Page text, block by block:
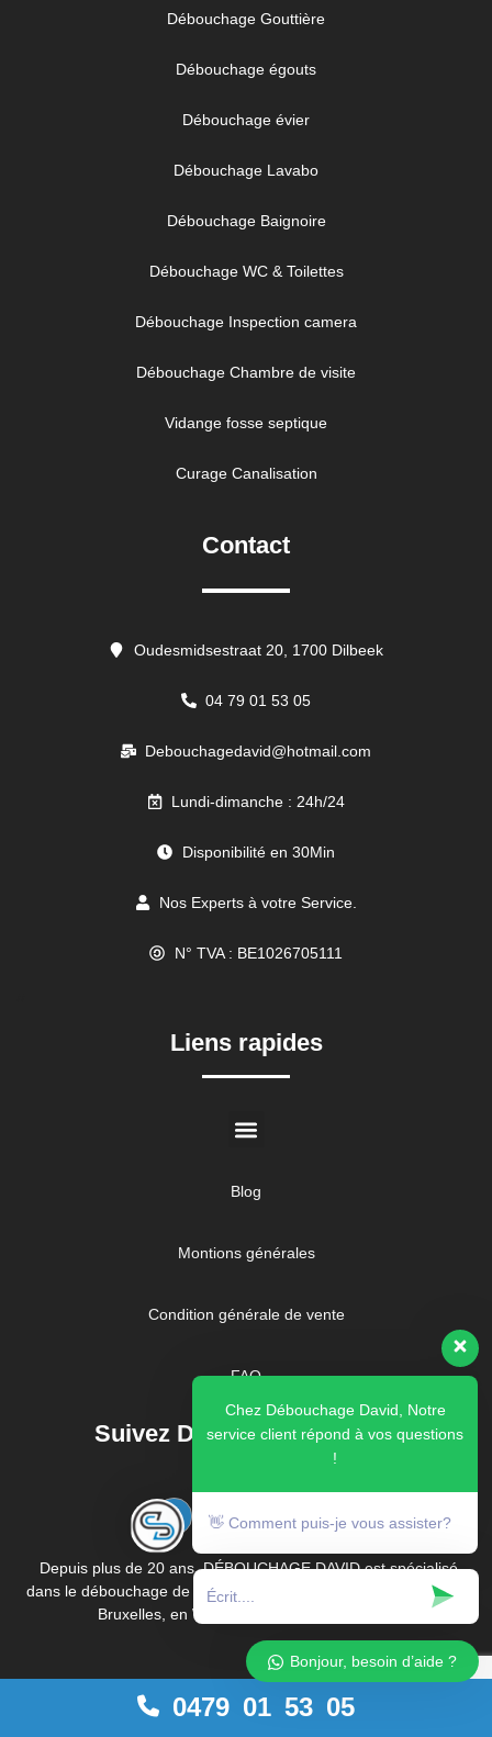
Débouchage Gouttière
Débouchage égouts
Débouchage évier
Débouchage Lavabo
Débouchage Baignoire
Débouchage WC & Toilettes
Débouchage Inspection camera
Débouchage Chambre de visite
Vidange fosse septique
Curage Canalisation
Contact
Oudesmidsestraat 20, 1700 Dilbeek
04 79 01 53 05
Debouchagedavid@hotmail.com
Lundi-dimanche : 24h/24
Disponibilité en 30Min
Nos Experts à votre Service.
N° TVA : BE1026705111
0479 01 53 05
Liens rapides
Blog
Montions générales
Condition générale de vente
FAQ
Suivez Débouchage DAVID
Depuis plus de 20 ans, DÉBOUCHAGE DAVID est spécialisé
dans le débouchage de canalisations en Belgique, notamment à
Bruxelles, en Wallonie et en région Flandre.
Chez Débouchage David, Notre
service client répond à vos questions
!
👋 Comment puis-je vous assister?
Bonjour, besoin d’aide ?